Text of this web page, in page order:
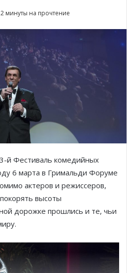
2 минуты на прочтение
й Фестиваль комедийных
6 марта в Гримальди Форуме
актеров и режиссеров,
высоты
дорожке прошлись и те, чьи